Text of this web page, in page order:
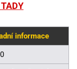
informace